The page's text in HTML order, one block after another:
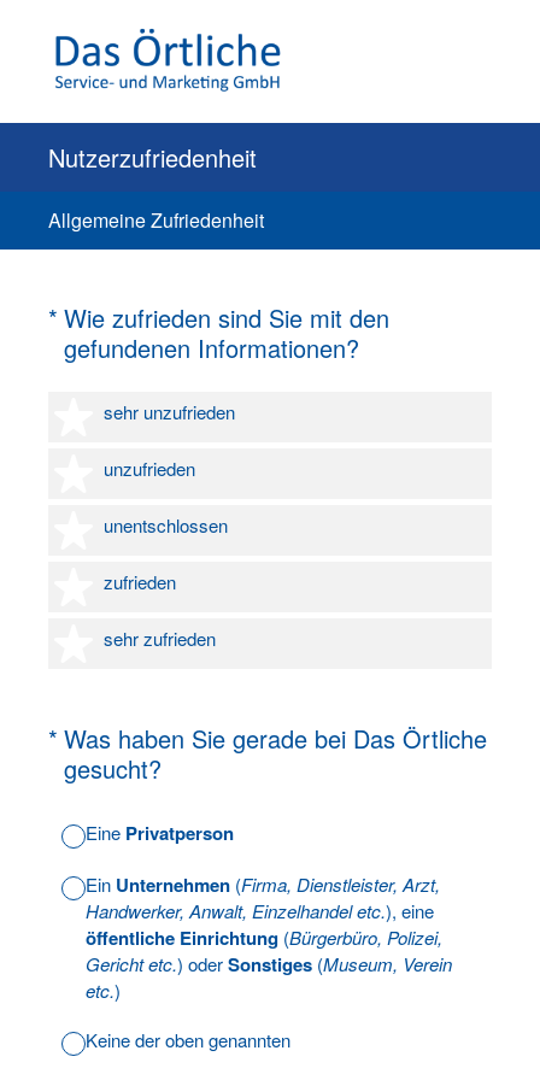
Nutzerzufriedenheit
Allgemeine Zufriedenheit
* Wie zufrieden sind Sie mit den
gefundenen Informationen?
(Erforderlich.)
sehr unzufrieden
1 Stern
unzufrieden
2 Sterne
unentschlossen
3 Sterne
zufrieden
4 Sterne
sehr zufrieden
5 Sterne
* Was haben Sie gerade bei Das Örtliche
gesucht?
(Erforderlich.)
Eine Privatperson
Ein Unternehmen (Firma, Dienstleister, Arzt,
Handwerker, Anwalt, Einzelhandel etc.), eine
öffentliche Einrichtung (Bürgerbüro, Polizei,
Gericht etc.) oderSonstiges (Museum, Verein
etc.)
Keine der oben genannten